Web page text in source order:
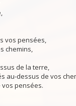
vos pensées,
chemins,
de la terre,
au-dessus de vos
pensées.